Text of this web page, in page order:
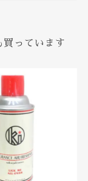
買っています